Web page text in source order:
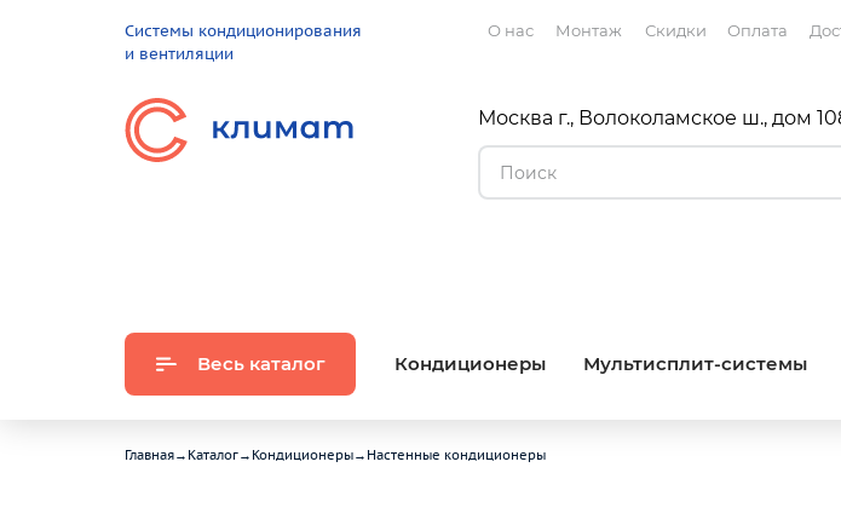
Системы кондиционирования
и вентиляции
О нас Монтаж Скидки Оплата
Москва г., Волоколамское ш., дом
Весь каталог Кондиционеры Мультисплит-системы
Главная→ Каталог→ Кондиционеры→ Настенные кондиционеры